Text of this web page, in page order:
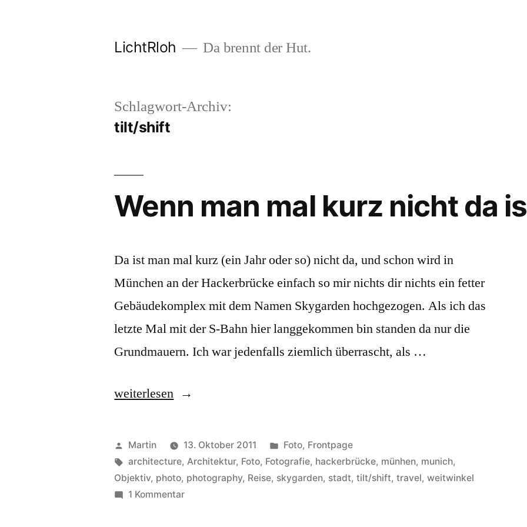
LichtRloh Da brennt der Hut.
Schlagwort-Archiv:
tilt/shift
Wenn man mal kurz nicht da
Da ist man mal kurz (ein Jahr oder so) nicht da, und schon wird in
München an der Hackerbrücke einfach so mir nichts dir nichts ein fetter
Gebäudekomplex mit dem Namen Skygarden hochgezogen. Als ich das
letzte Mal mit der S-Bahn hier langgekommen bin standen da nur die
Grundmauern. Ich war jedenfalls ziemlich überrascht, als …
„Wenn
mal
kurz
nicht
weiterlesen
Veröffentlicht
von
Martin 13. Oktober 2011
Veröffentlicht
unter
Foto, Frontpage
Schlagwörter:
architecture,Architektur, Foto, Fotografie, hackerbrücke, münhen, munich,
Objektiv, photo, photography, Reise, skygarden, stadt,tilt/shift,travel,weitwinkel
1 Kommentarzu